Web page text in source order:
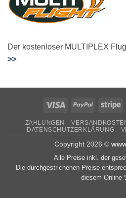
Der kostenloser MULTIPLEX
>>
Visa PayPal
ZAHLUNGEN
DATENSCHUTZERKLÄRUNG
Copyright 2026 ©
Alle Preise inkl. der
Die durchgestrichenen Preise
diesem Online-